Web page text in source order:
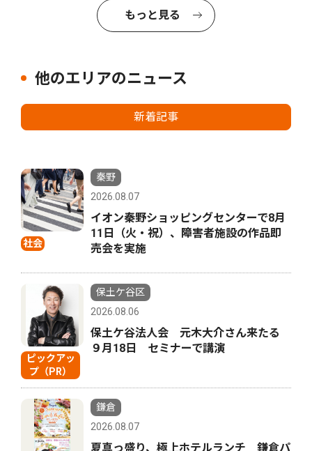
もっと見る
他のエリアのニュース
新着記事
社会
秦野
2026.08.07
イオン秦野ショッピングセンターで8月
11日（火・祝）、障害者施設の作品即
売会を実施
ピックアッ
プ（PR）
保土ケ谷区
2026.08.06
保土ケ谷法人会 元木大介さん来たる
９月18日 セミナーで講演
鎌倉
2026.08.07
夏真っ盛り、極上ホテルランチ 鎌倉パ